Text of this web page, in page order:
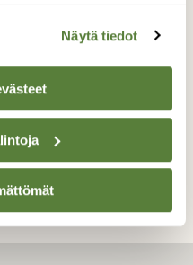
Näytä tiedot
Kiperäkoski,